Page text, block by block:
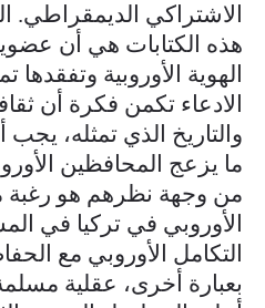
الاشتراكي الديمقراطي.
هذه الكتابات هي أن
الهوية الأوروبية وتفقدها
الادعاء تكمن فكرة أن
والتاريخ الذي تمثله،
ما يزعج المحافظين
من وجهة نظرهم هو رغبة
الأوروبي في تركيا في
التكامل الأوروبي مع
بعبارة أخرى، عقلية